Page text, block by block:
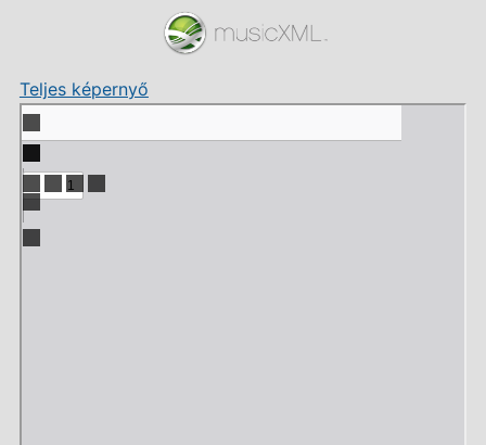
Teljes képernyő
Skip
to
PDF
content